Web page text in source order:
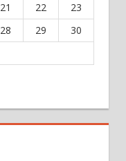
21 22
23
28 29
30